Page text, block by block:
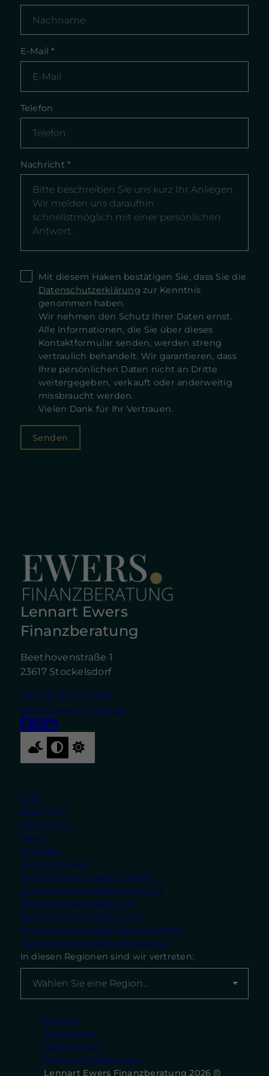
E-Mail*
Telefon
Nachricht*
Mit diesem Haken bestätigen Sie, dass Sie die
Datenschutzerklärung zur Kenntnis
genommen haben.
Wir nehmen den Schutz Ihrer Daten ernst.
Alle Informationen, die Sie über dieses
Kontaktformular senden, werden streng
vertraulich behandelt. Wir garantieren, dass
Ihre persönlichen Daten nicht an Dritte
weitergegeben, verkauft oder anderweitig
missbraucht werden.
Vielen Dank für Ihr Vertrauen.
Senden
Lennart Ewers
Finanzberatung
Beethovenstraße 1
23617 Stockelsdorf
+49 157 87 647 260
info@ewers-finanz.de
In diesen Regionen sind wir vertreten:
Start
Über Mich
Leistungen
News
Ratgeber
Zur Finanz-App
Versicherungsmakler Lübeck
Versicherungsmakler Hamburg
Versicherungsmakler Kiel
Versicherungsmakler Eutin
Versicherungsmakler Bad Segeberg
Versicherungsmakler Scharbeutz
Kontakt
Impressum
Datenschutz
Cookie-Einstellungen
Lennart Ewers Finanzberatung 2026